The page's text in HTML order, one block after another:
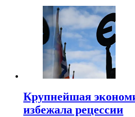
Крупнейшая
избежала рецессии